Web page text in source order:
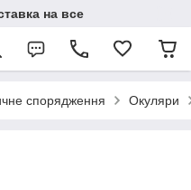
на все
спорядження Окуляри